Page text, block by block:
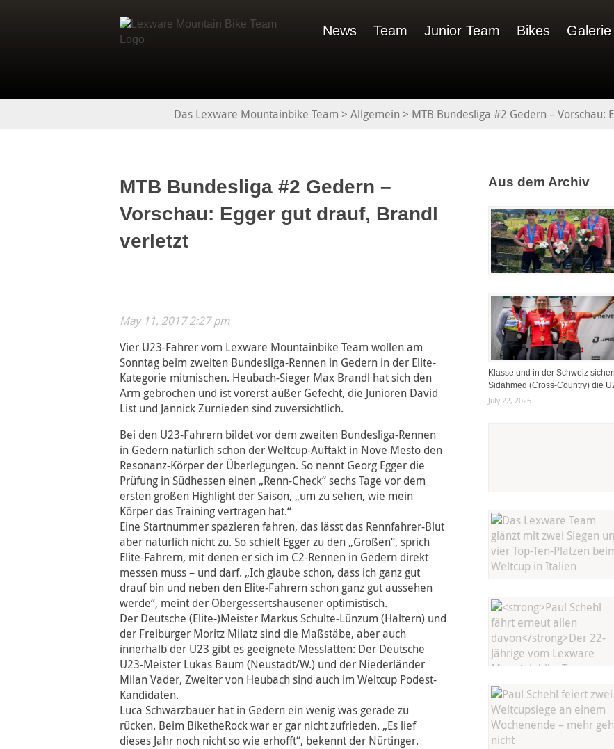
News Team Junior Team Bikes Galerie
Das Lexware Mountainbike Team > Allgemein > MTB Bundesliga #2 Gedern – Vorschau:
MTB Bundesliga #2 Gedern –
Vorschau: Egger gut drauf, Brandl
verletzt
May 11, 2017 2:27 pm
Vier U23-Fahrer vom Lexware Mountainbike Team wollen am
Sonntag beim zweiten Bundesliga-Rennen in Gedern in der Elite-
Kategorie mitmischen. Heubach-Sieger Max Brandl hat sich den
Arm gebrochen und ist vorerst außer Gefecht, die Junioren David
List und Jannick Zurnieden sind zuversichtlich.
Bei den U23-Fahrern bildet vor dem zweiten Bundesliga-Rennen
in Gedern natürlich schon der Weltcup-Auftakt in Nove Mesto den
Resonanz-Körper der Überlegungen. So nennt Georg Egger die
Prüfung in Südhessen einen „Renn-Check“ sechs Tage vor dem
ersten großen Highlight der Saison, „um zu sehen, wie mein
Körper das Training vertragen hat.“
Eine Startnummer spazieren fahren, das lässt das Rennfahrer-Blut
aber natürlich nicht zu. So schielt Egger zu den „Großen“, sprich
Elite-Fahrern, mit denen er sich im C2-Rennen in Gedern direkt
messen muss – und darf. „Ich glaube schon, dass ich ganz gut
drauf bin und neben den Elite-Fahrern schon ganz gut aussehen
werde“, meint der Obergessertshausener optimistisch.
Der Deutsche (Elite-)Meister Markus Schulte-Lünzum (Haltern) und
der Freiburger Moritz Milatz sind die Maßstäbe, aber auch
innerhalb der U23 gibt es geeignete Messlatten: Der Deutsche
U23-Meister Lukas Baum (Neustadt/W.) und der Niederländer
Milan Vader, Zweiter von Heubach sind auch im Weltcup Podest-
Kandidaten.
Luca Schwarzbauer hat in Gedern ein wenig was gerade zu
rücken. Beim BiketheRock war er gar nicht zufrieden. „Es lief
dieses Jahr noch nicht so wie erhofft“, bekennt der Nürtinger.
Aus dem Archiv
Klasse und in der Schweiz
Sidahmed (Cross-Country) die
July 22, 2026